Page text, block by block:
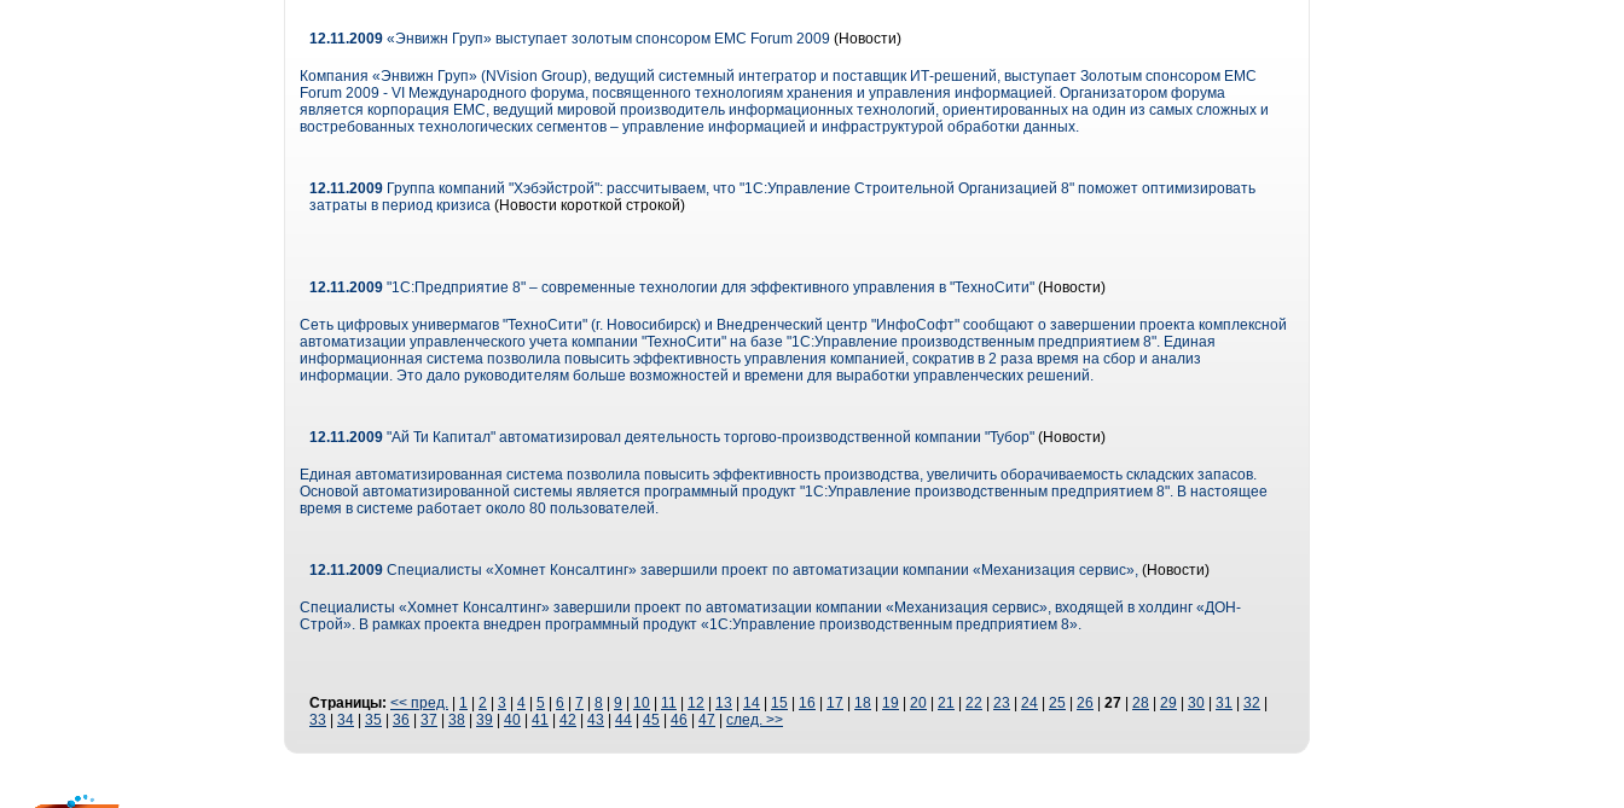
12.11.2009 «Энвижн Груп» выступает золотым спонсором EMC Forum 2009 (Новости)
Компания «Энвижн Груп» (NVision Group), ведущий системный интегратор и поставщик ИТ-решений, выступает Золотым спонсором EMC
Forum 2009 - VI Международного форума, посвященного технологиям хранения и управления информацией. Организатором форума
является корпорация ЕМС, ведущий мировой производитель информационных технологий, ориентированных на один из самых сложных и
востребованных технологических сегментов – управление информацией и инфраструктурой обработки данных.
12.11.2009 Группа компаний "Хэбэйстрой": рассчитываем, что "1С:Управление Строительной Организацией 8" поможет оптимизировать
затраты в период кризиса (Новости короткой строкой)
12.11.2009 "1С:Предприятие 8" – современные технологии для эффективного управления в "ТехноСити" (Новости)
Сеть цифровых универмагов "ТехноСити" (г. Новосибирск) и Внедренческий центр "ИнфоСофт" сообщают о завершении проекта комплексной
автоматизации управленческого учета компании "ТехноСити" на базе "1С:Управление производственным предприятием 8". Единая
информационная система позволила повысить эффективность управления компанией, сократив в 2 раза время на сбор и анализ
информации. Это дало руководителям больше возможностей и времени для выработки управленческих решений.
12.11.2009 "Ай Ти Капитал" автоматизировал деятельность торгово-производственной компании "Тубор" (Новости)
Единая автоматизированная система позволила повысить эффективность производства, увеличить оборачиваемость складских запасов.
Основой автоматизированной системы является программный продукт "1С:Управление производственным предприятием 8". В настоящее
время в системе работает около 80 пользователей.
12.11.2009 Специалисты «Хомнет Консалтинг» завершили проект по автоматизации компании «Механизация сервис», (Новости)
Специалисты «Хомнет Консалтинг» завершили проект по автоматизации компании «Механизация сервис», входящей в холдинг «ДОН-
Строй». В рамках проекта внедрен программный продукт «1С:Управление производственным предприятием 8».
Страницы: << пред. 1 2 3 4 5 6 7 8 9 10 11 12 13 14 15 16 17 18 19 20 21 22 23 24 25 26 27 28 29 30 31 32
33
34 35 36 37 38 39 40 41 42 43 44 45 46 47 след. >>